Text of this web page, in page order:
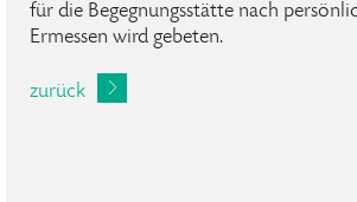
für die Begegnungsstätte nach
Ermessen wird gebeten.
zurück